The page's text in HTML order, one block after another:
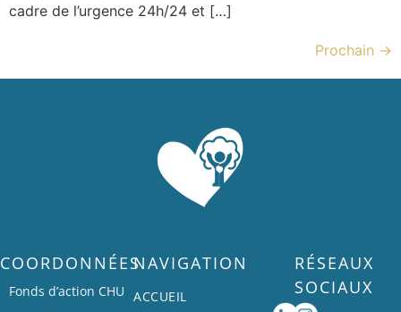
cadre de l’urgence 24h/24 et […]
Prochain →
COORDONNÉES
Fonds d’action CHU
NAVIGATION
ACCUEIL
RÉSEAUX
SOCIAUX